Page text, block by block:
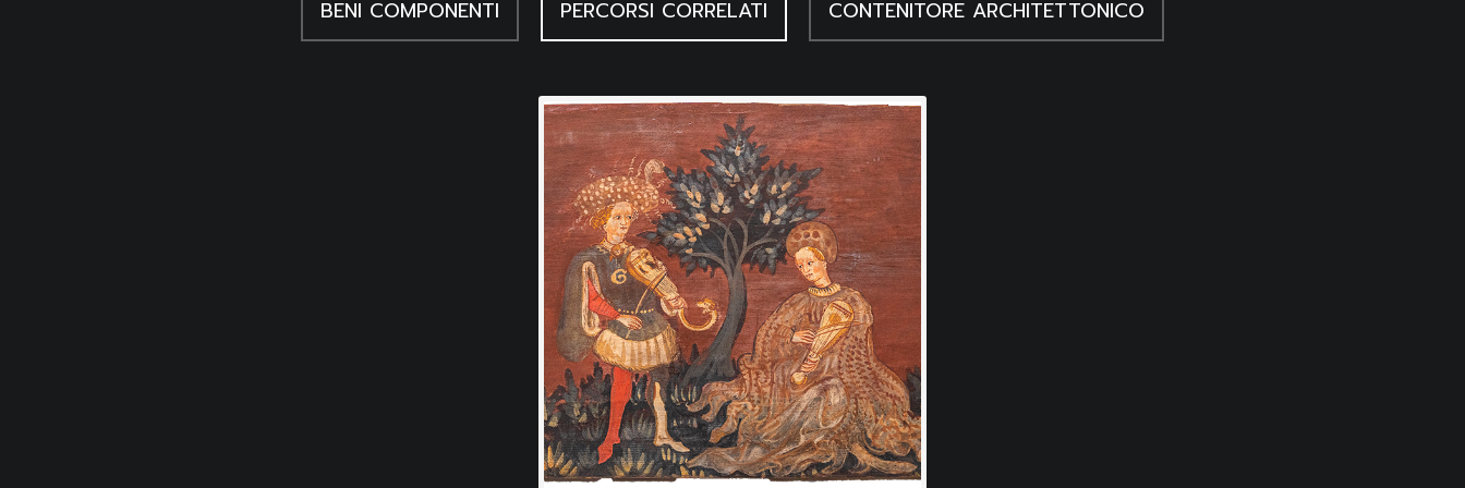
BENI COMPONENTI PERCORSI CORRELATI CONTENITORE ARCHITETTONICO